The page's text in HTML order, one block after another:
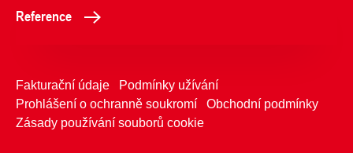
Reference
Fakturační údaje
Podmínky užívání
Prohlášení o ochranně soukromí
Obchodní podmínky
Zásady používání souborů cookie